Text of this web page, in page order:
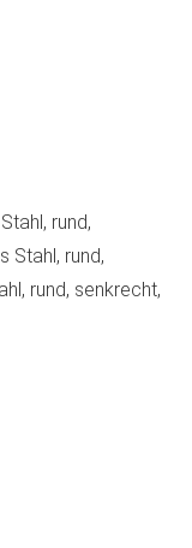
rund,
Stahl, rund,
rund, senkrecht,